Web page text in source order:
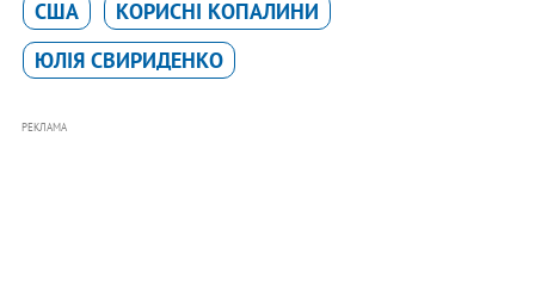
США
КОРИСНІ КОПАЛИНИ
ЮЛІЯ СВИРИДЕНКО
РЕКЛАМА